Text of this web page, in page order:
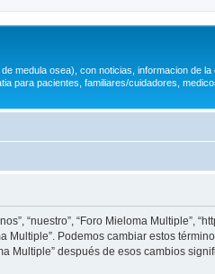
medula osea), con noticias, informacion de la
para pacientes, familiares/cuidadores,
“nuestro”, “Foro Mieloma Multiple”,
Multiple”. Podemos cambiar estos
Multiple” después de esos cambios